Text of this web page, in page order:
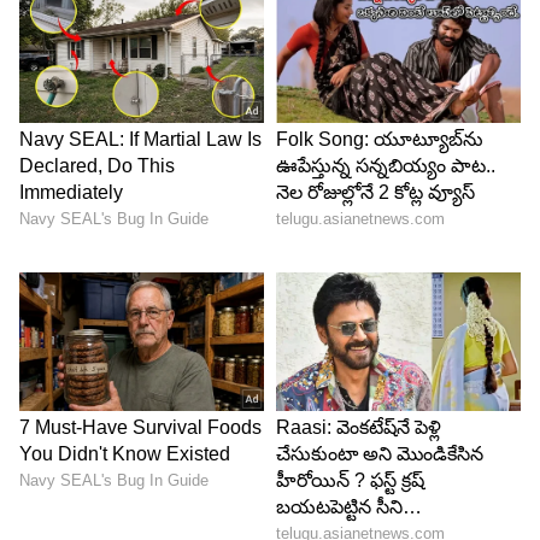
Image Credit :Getty
పేపర్ బ్యాగులో
టొమాటోలు కొంచెం పచ్చిగా ఉండి, త్వరగా పండాలి
అనుకుంటే వాటిని ఒక పేపర్ బ్యాగ్‌లో వేసి ఉంచండి.
అయితే, అవి పూర్తిగా పండిన తర్వాత వెంటనే పేపర్ బ్యాగ్
నుంచి తీసి బయట పెట్టండి. లేదంటే, వాటిలో తేమ
LATEST VIDEOS